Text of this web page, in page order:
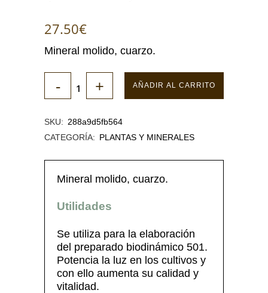
27.50€
Mineral molido, cuarzo.
AÑADIR AL CARRITO
SKU: 288a9d5fb564
CATEGORÍA: PLANTAS Y MINERALES
Mineral molido, cuarzo.
Utilidades
Se utiliza para la elaboración
del preparado biodinámico 501.
Potencia la luz en los cultivos y
con ello aumenta su calidad y
vitalidad.